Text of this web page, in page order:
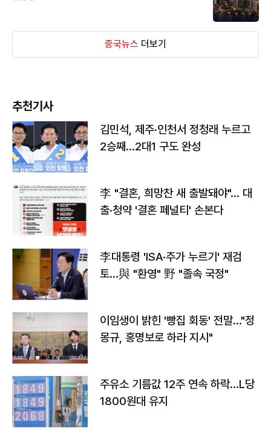
중국뉴스 더보기
추천기사
김민석, 제주·인천서 정청래 누르고
2승째…2대1 구도 완성
李 "결혼, 희망찬 새 출발돼야"… 대
출·청약 '결혼 페널티' 손본다
李대통령 'ISA·주가 누르기' 재검
토…與 "환영" 野 "졸속 국정"
이임생이 밝힌 '빵집 회동' 전말…"정
몽규, 홍명보로 하라 지시"
주유소 기름값 12주 연속 하락…L당
1800원대 유지